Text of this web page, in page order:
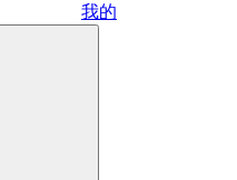
我的